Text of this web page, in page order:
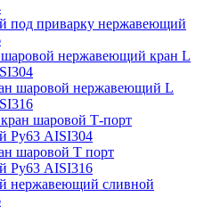
под приварку нержавеющий
шаровой нержавеющий кран L
шаровой нержавеющий L
шаровой Т-порт
Ру63 AISI304
шаровой Т порт
Ру63 AISI316
нержавеющий сливной